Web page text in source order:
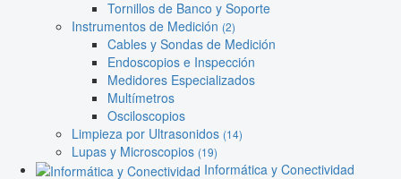
Tornillos de Banco y Soporte
Instrumentos de Medición (2)
Cables y Sondas de Medición
Endoscopios e Inspección
Medidores Especializados
Multímetros
Osciloscopios
Limpieza por Ultrasonidos (14)
Lupas y Microscopios (19)
Informática y Conectividad